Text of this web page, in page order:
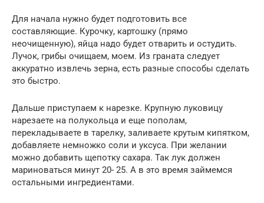
Для начала нужно будет подготовить все
составляющие. Курочку, картошку (прямо
неочищенную), яйца надо будет отварить и остудить.
Лучок, грибы очищаем, моем. Из граната следует
аккуратно извлечь зерна, есть разные способы сделать
это быстро.
Дальше приступаем к нарезке. Крупную луковицу
нарезаете на полукольца и еще пополам,
перекладываете в тарелку, заливаете крутым кипятком,
добавляете немножко соли и уксуса. При желании
можно добавить щепотку сахара. Так лук должен
мариноваться минут 20- 25. А в это время займемся
остальными ингредиентами.